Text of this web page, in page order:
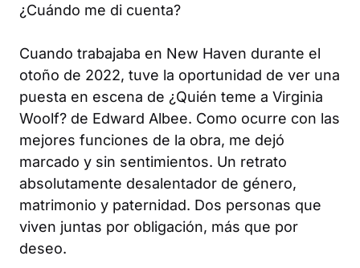
¿Cuándo me di cuenta?
Cuando trabajaba en New Haven durante el
otoño de 2022, tuve la oportunidad de ver una
puesta en escena de ¿Quién teme a Virginia
Woolf? de Edward Albee. Como ocurre con las
mejores funciones de la obra, me dejó
marcado y sin sentimientos. Un retrato
absolutamente desalentador de género,
matrimonio y paternidad. Dos personas que
viven juntas por obligación, más que por
deseo.